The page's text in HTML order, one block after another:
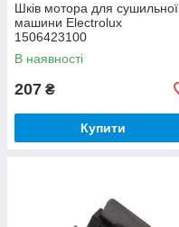
Шків мотора для сушильної
машини Electrolux
1506423100
В наявності
207 ₴
Купити